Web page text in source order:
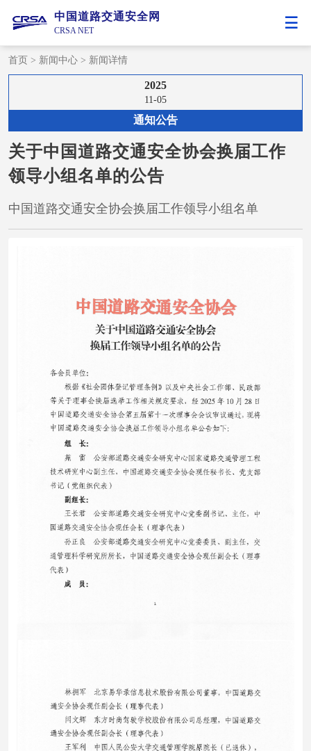
中国道路交通安全网
CRSA NET
首页 > 新闻中心 > 新闻详情
2025
11-05
通知公告
关于中国道路交通安全协会换届工作
领导小组名单的公告
中国道路交通安全协会换届工作领导小组名单